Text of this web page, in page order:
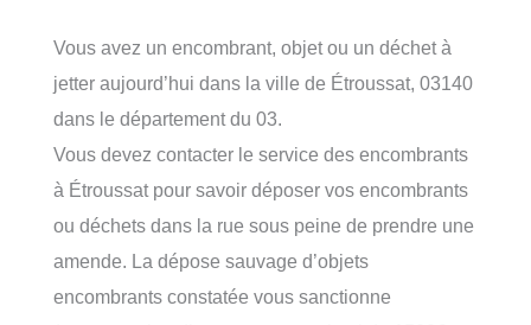
Vous avez un encombrant, objet ou un déchet à
jetter aujourd’hui dans la ville de Étroussat, 03140
dans le département du 03.
Vous devez contacter le service des encombrants
à Étroussat pour savoir déposer vos encombrants
ou déchets dans la rue sous peine de prendre une
amende. La dépose sauvage d’objets
encombrants constatée vous sanctionne